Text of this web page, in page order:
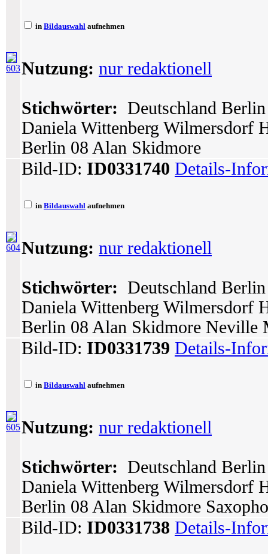
603
in Bildauswahl aufnehmen
Nutzung: nur redaktionell
Stichwörter: Deutschland
Daniela Wittenberg Wilmersdorf
Berlin 08 Alan Skidmore
604
Bild-ID: ID0331740 Details-
in Bildauswahl aufnehmen
Nutzung: nur redaktionell
Stichwörter: Deutschland
Daniela Wittenberg Wilmersdorf
Berlin 08 Alan Skidmore Neville
605
Bild-ID: ID0331739 Details-
in Bildauswahl aufnehmen
Nutzung: nur redaktionell
Stichwörter: Deutschland
Daniela Wittenberg Wilmersdorf
Berlin 08 Alan Skidmore
Bild-ID: ID0331738 Details-